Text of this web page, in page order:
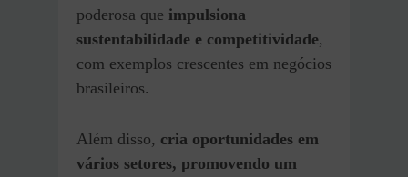
poderosa que impulsiona
sustentabilidade e competitividade,
com exemplos crescentes em negócios
brasileiros.
Além disso, cria oportunidades em
vários setores, promovendo um